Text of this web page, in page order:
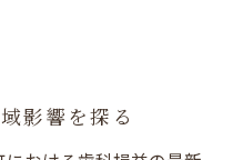
影響を探る